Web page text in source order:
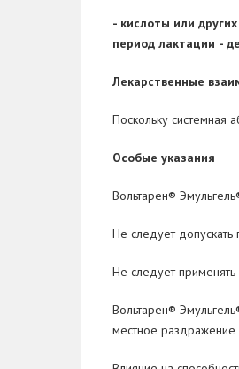
- кислоты или
период лактации -
Лекарственные
Поскольку системная
Особые указания
Вольтарен®
Не следует допускать
Не следует
Вольтарен®
местное раздражение